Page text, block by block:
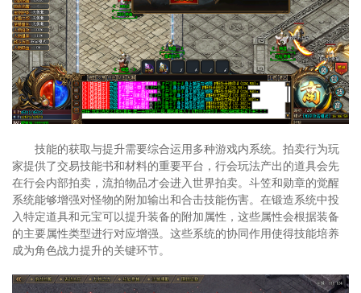
技能的获取与提升需要综合运用多种游戏内系统。拍卖行为玩
家提供了交易技能书和材料的重要平台，行会玩法产出的道具会先
在行会内部拍卖，流拍物品才会进入世界拍卖。斗笠和勋章的觉醒
系统能够增强对怪物的附加输出和合击技能伤害。在锻造系统中投
入特定道具和元宝可以提升装备的附加属性，这些属性会根据装备
的主要属性类型进行对应增强。这些系统的协同作用使得技能培养
成为角色战力提升的关键环节。